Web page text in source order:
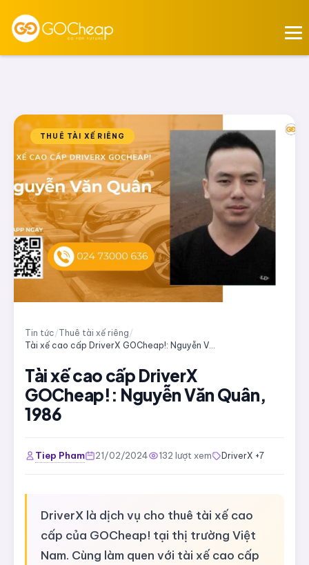
THUÊ TÀI XẾ RIÊNG
Tin tức /Thuê tài xế riêng /
Tài xế cao cấp DriverX
GOCheap!: Nguyễn Văn Quân,
1986
Tiep Pham 21/02/2024 132 lượt xem DriverX +7
DriverX là dịch vụ cho thuê tài xế cao
cấp của GOCheap! tại thị trường Việt
Nam. Cùng làm quen với tài xế cao cấp